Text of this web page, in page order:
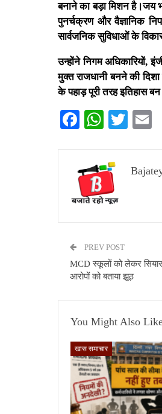
बनाने का बड़ा मिशन है।जय
पुनर्चक्रण और वैज्ञानिक
सार्वजनिक सुविधाओं के
उन्होंने निगम अधिकारियों,
मुक्त राजधानी बनने की
के पहाड़ पूरी तरह इतिहास
Facebook
PREV POST
MCD स्कूलों को लेकर
आरोपों को बताया झूठ
You Might Also
खास समाचार